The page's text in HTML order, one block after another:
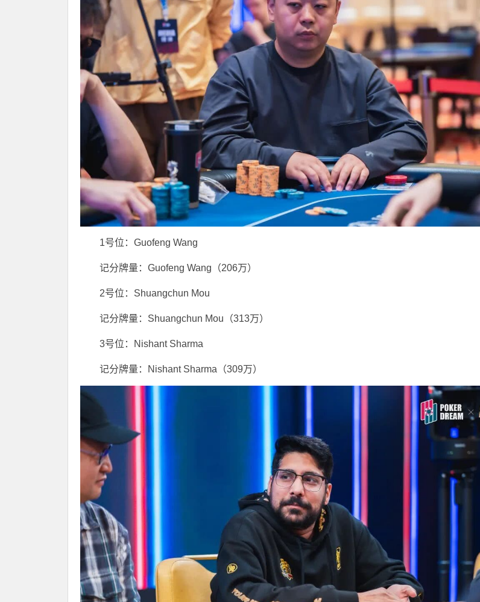
1号位：Guofeng Wang
记分牌量：Guofeng Wang（206万）
2号位：Shuangchun Mou
记分牌量：Shuangchun Mou（313万）
3号位：Nishant Sharma
记分牌量：Nishant Sharma（309万）